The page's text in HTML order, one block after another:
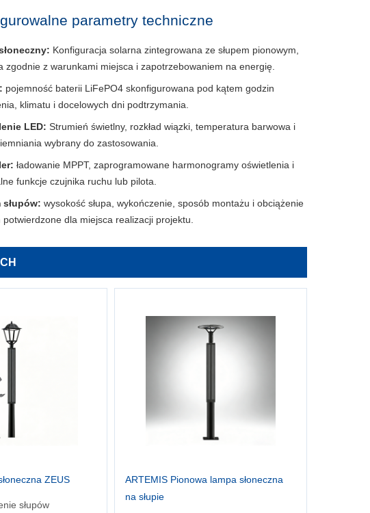
parametry techniczne
Konfiguracja solarna zintegrowana ze słupem pionowym,
zgodnie z warunkami miejsca i zapotrzebowaniem na energię.
pojemność baterii LiFePO4 skonfigurowana pod kątem godzin
klimatu i docelowych dni podtrzymania.
LED: Strumień świetlny, rozkład wiązki, temperatura barwowa i
wybrany do zastosowania.
ładowanie MPPT, zaprogramowane harmonogramy oświetlenia i
funkcje czujnika ruchu lub pilota.
słupów: wysokość słupa, wykończenie, sposób montażu i obciążenie
potwierdzone dla miejsca realizacji projektu.
ZEUS
słupów
ARTEMIS Pionowa lampa słoneczna
na słupie